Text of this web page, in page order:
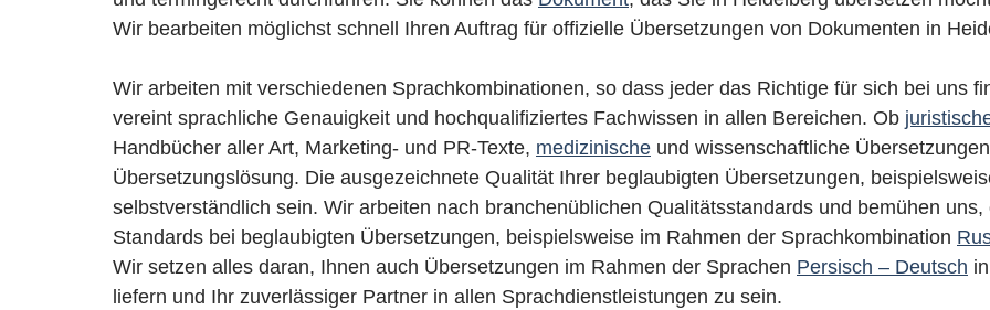
Wir bearbeiten möglichst schnell Ihren Auftrag für offizielle Übersetzungen von Dokumenten in
Wir arbeiten mit verschiedenen Sprachkombinationen, so dass jeder das Richtige für sich bei uns
vereint sprachliche Genauigkeit und hochqualifiziertes Fachwissen in allen Bereichen. Ob
Handbücher aller Art, Marketing- und PR-Texte, medizinische und wissenschaftliche
Übersetzungslösung. Die ausgezeichnete Qualität Ihrer beglaubigten Übersetzungen,
selbstverständlich sein. Wir arbeiten nach branchenüblichen Qualitätsstandards und bemühen
Standards bei beglaubigten Übersetzungen, beispielsweise im Rahmen der Sprachkombination
Wir setzen alles daran, Ihnen auch Übersetzungen im Rahmen der Sprachen Persisch – Deutsch
liefern und Ihr zuverlässiger Partner in allen Sprachdienstleistungen zu sein.